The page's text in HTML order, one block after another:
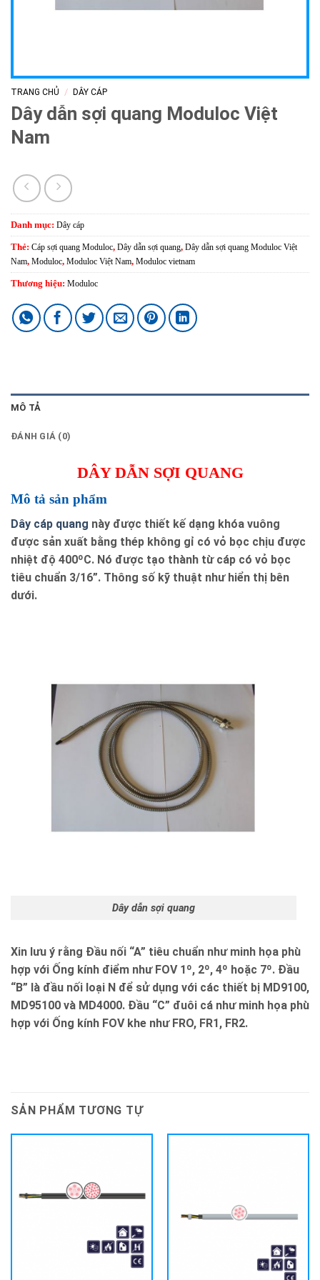
TRANG CHỦ / DÂY CÁP
Dây dẫn sợi quang Moduloc Việt
Nam
Danh mục: Dây cáp
Thẻ: Cáp sợi quang Moduloc, Dây dẫn sợi quang, Dây dẫn sợi quang Moduloc Việt
Nam, Moduloc, Moduloc Việt Nam, Moduloc vietnam
Thương hiệu: Moduloc
MÔ TẢ
ĐÁNH GIÁ (0)
DÂY DẪN SỢI QUANG
Mô tả sản phẩm
Dây cáp quang này được thiết kế dạng khóa vuông
được sản xuất bằng thép không gỉ có vỏ bọc chịu được
nhiệt độ 400ºC. Nó được tạo thành từ cáp có vỏ bọc
tiêu chuẩn 3/16”. Thông số kỹ thuật như hiển thị bên
dưới.
Dây dẫn sợi quang
Xin lưu ý rằng Đầu nối “A” tiêu chuẩn như minh họa phù
hợp với Ống kính điểm như FOV 1º, 2º, 4º hoặc 7º. Đầu
“B” là đầu nối loại N để sử dụng với các thiết bị MD9100,
MD95100 và MD4000. Đầu “C” đuôi cá như minh họa phù
hợp với Ống kính FOV khe như FRO, FR1, FR2.
SẢN PHẨM TƯƠNG TỰ